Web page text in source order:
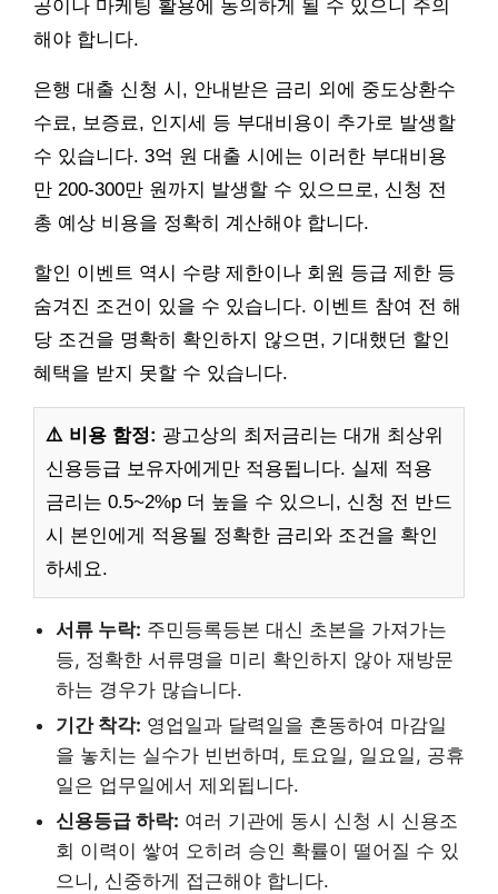
공이나 마케팅 활용에 동의하게 될 수 있으니 주의
해야 합니다.
은행 대출 신청 시, 안내받은 금리 외에 중도상환수
수료, 보증료, 인지세 등 부대비용이 추가로 발생할
수 있습니다. 3억 원 대출 시에는 이러한 부대비용
만 200-300만 원까지 발생할 수 있으므로, 신청 전
총 예상 비용을 정확히 계산해야 합니다.
할인 이벤트 역시 수량 제한이나 회원 등급 제한 등
숨겨진 조건이 있을 수 있습니다. 이벤트 참여 전 해
당 조건을 명확히 확인하지 않으면, 기대했던 할인
혜택을 받지 못할 수 있습니다.
⚠️ 비용 함정: 광고상의 최저금리는 대개 최상위
신용등급 보유자에게만 적용됩니다. 실제 적용
금리는 0.5~2%p 더 높을 수 있으니, 신청 전 반드
시 본인에게 적용될 정확한 금리와 조건을 확인
하세요.
서류 누락: 주민등록등본 대신 초본을 가져가는
등, 정확한 서류명을 미리 확인하지 않아 재방문
하는 경우가 많습니다.
기간 착각: 영업일과 달력일을 혼동하여 마감일
을 놓치는 실수가 빈번하며, 토요일, 일요일, 공휴
일은 업무일에서 제외됩니다.
신용등급 하락: 여러 기관에 동시 신청 시 신용조
회 이력이 쌓여 오히려 승인 확률이 떨어질 수 있
으니, 신중하게 접근해야 합니다.